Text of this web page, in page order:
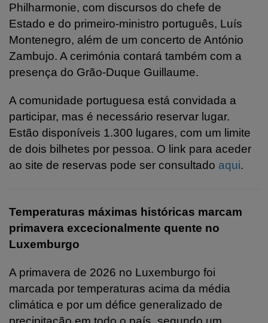
Philharmonie, com discursos do chefe de
Estado e do primeiro-ministro português, Luís
Montenegro, além de um concerto de António
Zambujo. A cerimónia contará também com a
presença do Grão-Duque Guillaume.
A comunidade portuguesa está convidada a
participar, mas é necessário reservar lugar.
Estão disponíveis 1.300 lugares, com um limite
de dois bilhetes por pessoa. O link para aceder
ao site de reservas pode ser consultado aqui.
Temperaturas máximas históricas marcam
primavera excecionalmente quente no
Luxemburgo
A primavera de 2026 no Luxemburgo foi
marcada por temperaturas acima da média
climática e por um défice generalizado de